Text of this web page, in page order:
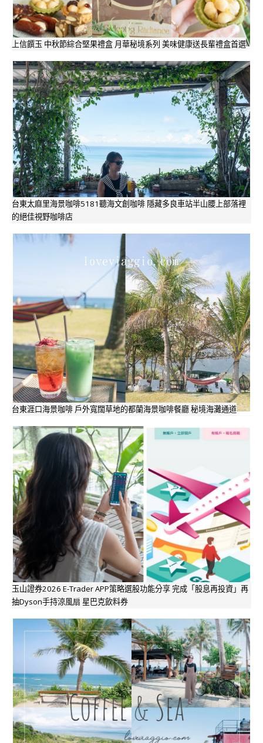
上信饌玉 中秋節綜合堅果禮盒 月華秘境系列 美味健康送長輩禮盒首選
台東太麻里海景咖啡5181聽海文創咖啡 隱藏多良車站半山腰上部落裡
的絕佳視野咖啡店
台東涯口海景咖啡 戶外寬闊草地的都蘭海景咖啡餐廳 秘境海灘通道
玉山證券2026 E-Trader APP策略選股功能分享 完成「股息再投資」再
抽Dyson手持涼風扇 星巴克飲料券